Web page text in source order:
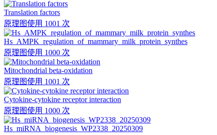
Translation factors
原理图使用 1001 次
Hs_AMPK_regulation_of_mammary_milk_protein_synthes
原理图使用 1000 次
Mitochondrial beta-oxidation
原理图使用 1001 次
Cytokine-cytokine receptor interaction
原理图使用 1000 次
Hs_miRNA_biogenesis_WP2338_20250309